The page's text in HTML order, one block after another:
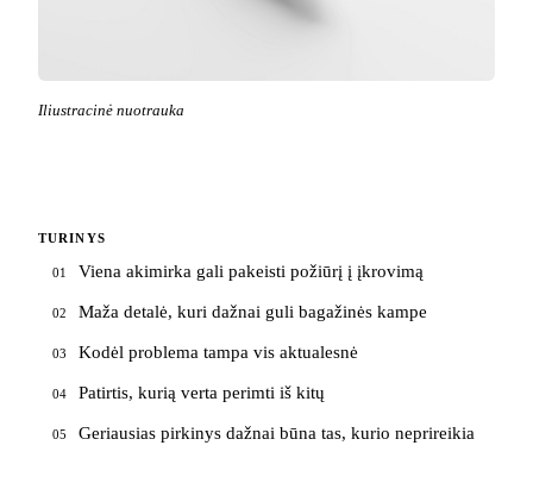
Iliustracinė nuotrauka
TURINYS
01 Viena akimirka gali pakeisti požiūrį į įkrovimą
02 Maža detalė, kuri dažnai guli bagažinės kampe
03 Kodėl problema tampa vis aktualesnė
04 Patirtis, kurią verta perimti iš kitų
05 Geriausias pirkinys dažnai būna tas, kurio neprireikia